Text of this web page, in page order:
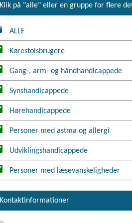
Klik på "alle" eller en gruppe for flere
ALLE
Kørestolsbrugere
Gang-, arm- og håndhandicappede
Synshandicappede
Hørehandicappede
Personer med astma og allergi
Udviklingshandicappede
Personer med læsevanskeligheder
Kontaktinformationer